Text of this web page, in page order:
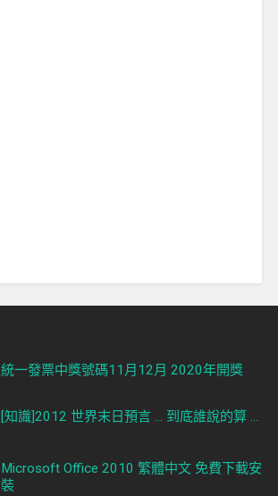
統一發票中獎號碼11月12月 2020年開獎
[知識]2012 世界末日預言 ... 到底誰說的算 ...
Microsoft Office 2010 繁體中文 免費下載安
裝